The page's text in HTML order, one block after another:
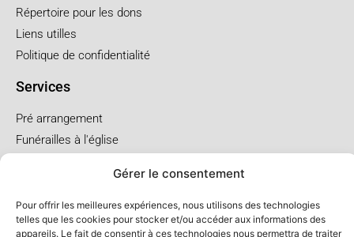
Gérer le consentement
Pour offrir les meilleures expériences, nous utilisons des technologies
telles que les cookies pour stocker et/ou accéder aux informations des
appareils. Le fait de consentir à ces technologies nous permettra de traiter
Répertoire pour les dons
Liens utilles
Politique de confidentialité
Services
Pré arrangement
Funérailles à l'église
Forfait crémation